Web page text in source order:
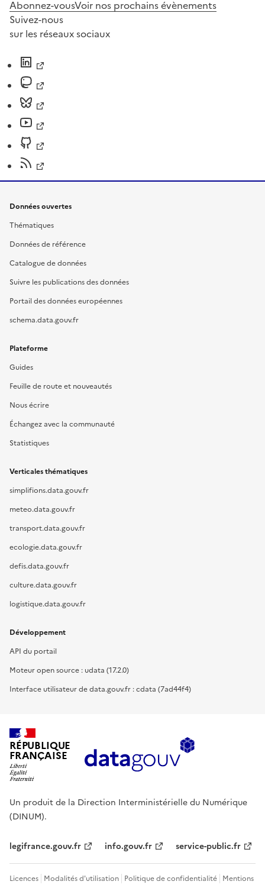
Abonnez-vousVoir nos prochains évènements
Suivez-nous
sur les réseaux sociaux
Données ouvertes
Thématiques
Données de référence
Catalogue de données
Suivre les publications des données
Portail des données européennes
schema.data.gouv.fr
Plateforme
Guides
Feuille de route et nouveautés
Nous écrire
Échangez avec la communauté
Statistiques
Verticales thématiques
simplifions.data.gouv.fr
meteo.data.gouv.fr
transport.data.gouv.fr
ecologie.data.gouv.fr
defis.data.gouv.fr
culture.data.gouv.fr
logistique.data.gouv.fr
Développement
API du portail
Moteur open source : udata (17.2.0)
Interface utilisateur de data.gouv.fr : cdata (7ad44f4)
RÉPUBLIQUE
FRANÇAISE
Un produit de la Direction Interministérielle du Numérique
(DINUM).
legifrance.gouv.fr info.gouv.fr service-public.fr
Licences Modalités d'utilisation Politique de confidentialité Mentions